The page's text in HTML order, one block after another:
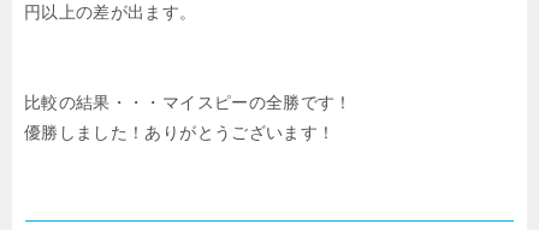
円以上の差が出ます。
比較の結果・・・マイスピーの全勝です！
優勝しました！ありがとうございます！